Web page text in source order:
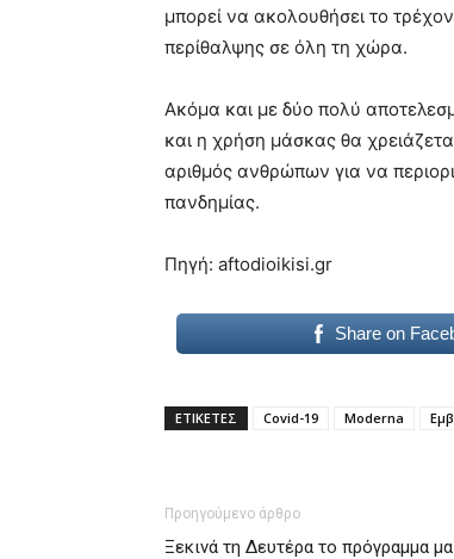
μπορεί να ακολουθήσει το
περίθαλψης σε όλη τη χώρα.
Ακόμα και με δύο πολύ
και η χρήση μάσκας θα
αριθμός ανθρώπων για να
πανδημίας.
Πηγή: aftodioikisi.gr
Share on
ΕΤΙΚΕΤΕΣ Covid-19 Moderna
Προηγούμενο άρθρο
Ξεκινά τη Δευτέρα το πρόγραμμα